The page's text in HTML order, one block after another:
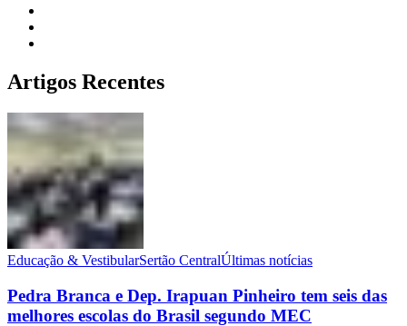
Artigos Recentes
Educação & VestibularSertão CentralÚltimas notícias
Pedra Branca e Dep. Irapuan Pinheiro tem seis das
melhores escolas do Brasil segundo MEC